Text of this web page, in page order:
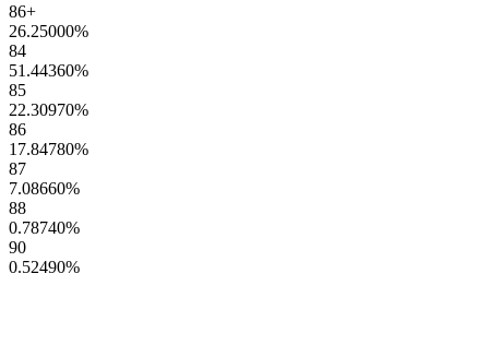
86+
26.25000%
84
51.44360%
85
22.30970%
86
17.84780%
87
7.08660%
88
0.78740%
90
0.52490%